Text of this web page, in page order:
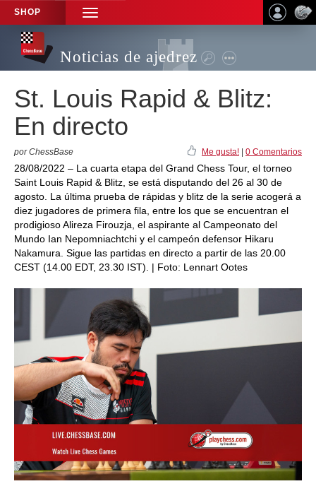
SHOP
TOGGLE
NAVIGATION
Noticias de ajedrez
St. Louis Rapid & Blitz:
En directo
por ChessBase Me gusta! 0 Comentarios
28/08/2022 – La cuarta etapa del Grand Chess Tour, el torneo
Saint Louis Rapid & Blitz, se está disputando del 26 al 30 de
agosto. La última prueba de rápidas y blitz de la serie acogerá a
diez jugadores de primera fila, entre los que se encuentran el
prodigioso Alireza Firouzja, el aspirante al Campeonato del
Mundo Ian Nepomniachtchi y el campeón defensor Hikaru
Nakamura. Sigue las partidas en directo a partir de las 20.00
CEST (14.00 EDT, 23.30 IST). | Foto: Lennart Ootes